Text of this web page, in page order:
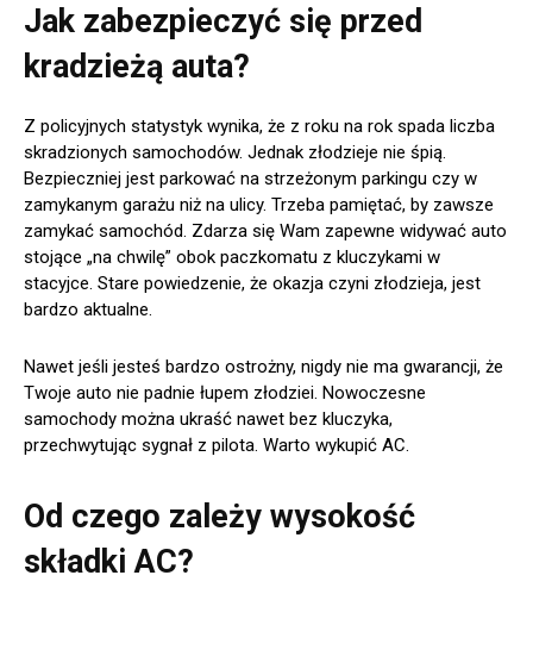
Jak zabezpieczyć się przed
kradzieżą auta?
Z policyjnych statystyk wynika, że z roku na rok spada liczba
skradzionych samochodów. Jednak złodzieje nie śpią.
Bezpieczniej jest parkować na strzeżonym parkingu czy w
zamykanym garażu niż na ulicy. Trzeba pamiętać, by zawsze
zamykać samochód. Zdarza się Wam zapewne widywać auto
stojące „na chwilę” obok paczkomatu z kluczykami w
stacyjce. Stare powiedzenie, że okazja czyni złodzieja, jest
bardzo aktualne.
Nawet jeśli jesteś bardzo ostrożny, nigdy nie ma gwarancji, że
Twoje auto nie padnie łupem złodziei. Nowoczesne
samochody można ukraść nawet bez kluczyka,
przechwytując sygnał z pilota. Warto wykupić AC.
Od czego zależy wysokość
składki AC?